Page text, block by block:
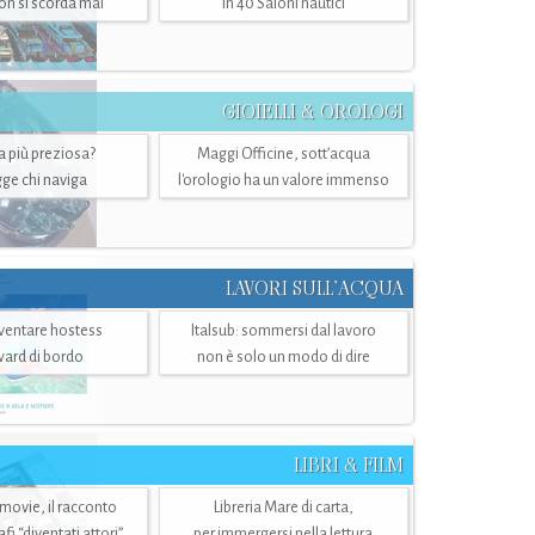
GIOIELLI & OROLOGI
più preziosa?
chi naviga
Maggi Officine, sott’acqua
l'orologio ha un valore immenso
LAVORI SULL’ACQUA
hostess
di bordo
Italsub: sommersi dal lavoro
non è solo un modo di dire
LIBRI & FILM
il racconto
Libreria Mare di carta,